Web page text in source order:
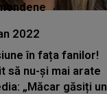
2022
în fața fanilor!
să nu-și mai arate
„Măcar găsiți un